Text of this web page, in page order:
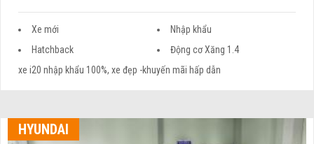
Xe mới
Nhập khẩu
Hatchback
Động cơ Xăng 1.4
xe i20 nhập khẩu 100%, xe đẹp -khuyến mãi hấp dẫn
HYUNDAI